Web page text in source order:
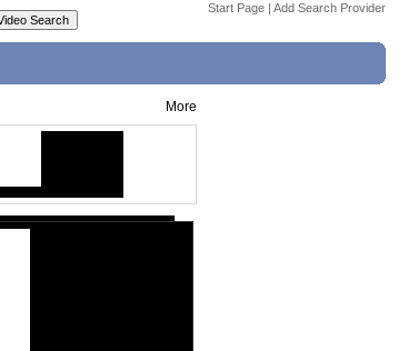
Start Page | Add Search Provider
More